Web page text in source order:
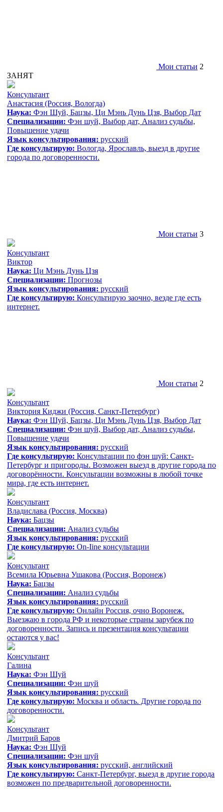
Мои статьи 2
ЗАНЯТ
Консультант
Анастасия (Россия, Вологда)
Наука: Фэн Шуй, Бацзы, Ци Мэнь Дунь Цзя, Выбор Дат
Специализации: Фэн шуй, Выбор дат, Анализ судьбы,
Повышение удачи
Язык консультирования: русский
Где консультирую: Вологда, Ярославль, выезд в другие
города по договоренности.
Мои статьи 3
Консультант
Виктор
Наука: Ци Мэнь Дунь Цзя
Специализации: Прогнозы
Язык консультирования: русский
Где консультирую: Консультирую заочно, везде где есть
интернет.
Мои статьи 2
Консультант
Виктория Киджи (Россия, Санкт-Петербург)
Наука: Фэн Шуй, Бацзы, Ци Мэнь Дунь Цзя, Выбор Дат
Специализации: Фэн шуй, Выбор дат, Анализ судьбы,
Повышение удачи
Язык консультирования: русский
Где консультирую: Консультации по фэн шуй: Санкт-
Петербург и пригороды. Возможен выезд в другие города по
договорённости. Консультации возможны в любой точке
мира, где есть интернет.
Консультант
Владислава (Россия, Москва)
Наука: Бацзы
Специализации: Анализ судьбы
Язык консультирования: русский
Где консультирую: On-Iine консультации
Консультант
Всемила Юрьевна Ушакова (Россия, Воронеж)
Наука: Бацзы
Специализации: Анализ судьбы
Язык консультирования: русский
Где консультирую: Онлайн Россия, очно Воронеж.
Выезжаю в города РФ и некоторые страны зарубеж по
договоренности. Запись и презентация консультации
остаются у вас!
Консультант
Галина
Наука: Фэн Шуй
Специализации: Фэн шуй
Язык консультирования: русский
Где консультирую: Москва и область. Другие города по
договоренности.
Консультант
Дмитрий Баров
Наука: Фэн Шуй
Специализации: Фэн шуй
Язык консультирования: русский, aнглийский
Где консультирую: Санкт-Петербург, выезд в другие города
возможен по предварительной договоренности.